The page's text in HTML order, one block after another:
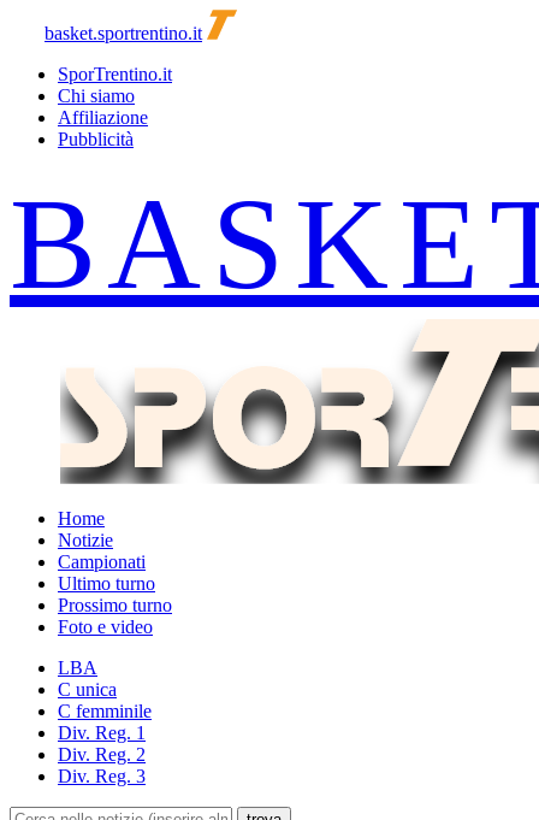
basket.sportrentino.it
SporTrentino.it
Chi siamo
Affiliazione
Pubblicità
Home
Notizie
Campionati
Ultimo turno
Prossimo turno
Foto e video
LBA
C unica
C femminile
Div. Reg. 1
Div. Reg. 2
Div. Reg. 3